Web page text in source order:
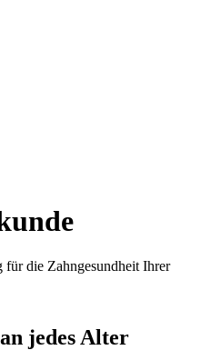
für die Zahngesundheit Ihrer
jedes Alter